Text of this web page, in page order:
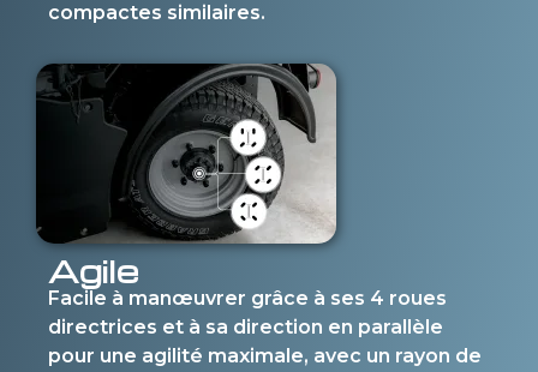
compactes similaires.
Agile
Facile à manœuvrer grâce à ses 4 roues
directrices et à sa direction en parallèle
pour une agilité maximale, avec un rayon de